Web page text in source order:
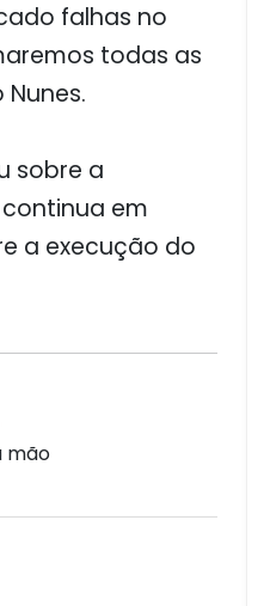
falhas no
todas as
sobre a
em
a execução do
mão